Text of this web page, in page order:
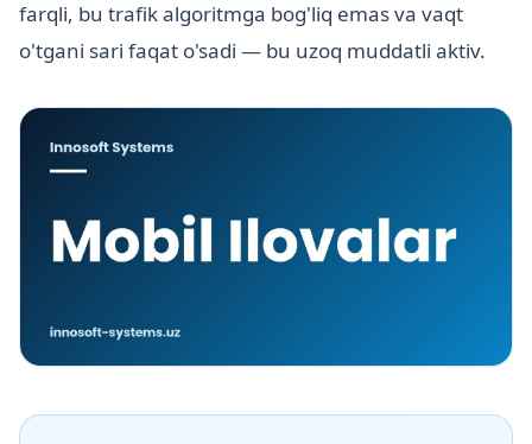
farqli, bu trafik algoritmga bog'liq emas va vaqt
o'tgani sari faqat o'sadi — bu uzoq muddatli aktiv.